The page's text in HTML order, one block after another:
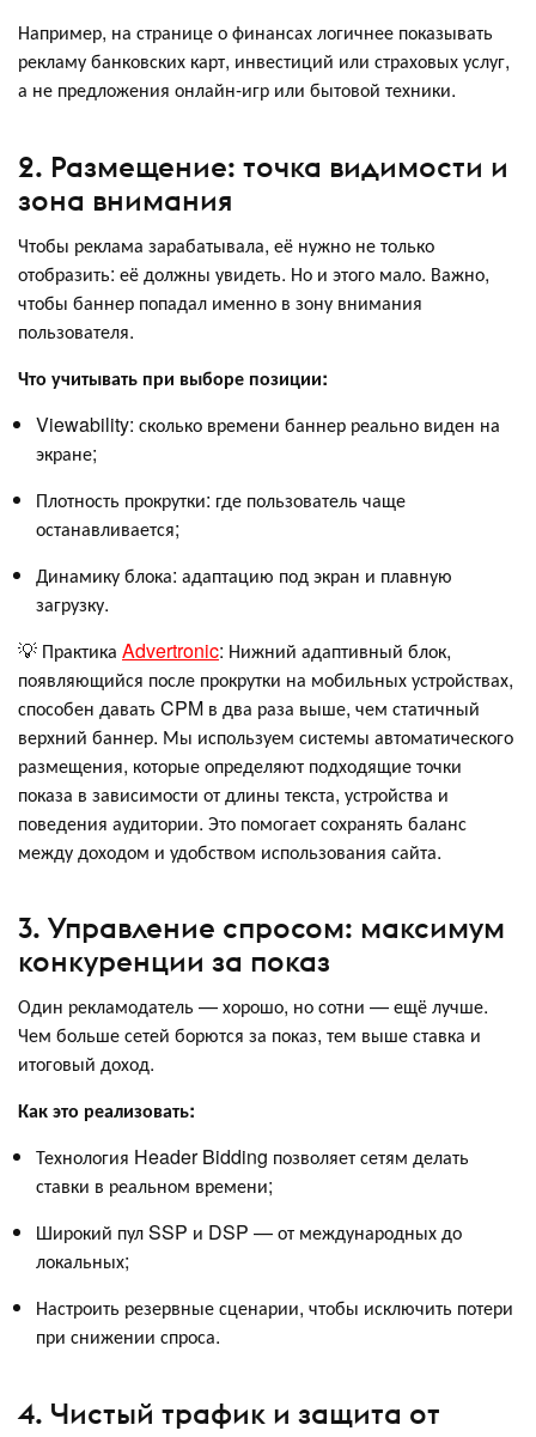
Например, на странице о финансах логичнее показывать
рекламу банковских карт, инвестиций или страховых услуг,
а не предложения онлайн-игр или бытовой техники.
2. Размещение: точка видимости и
зона внимания
Чтобы реклама зарабатывала, её нужно не только
отобразить: её должны увидеть. Но и этого мало. Важно,
чтобы баннер попадал именно в зону внимания
пользователя.
Что учитывать при выборе позиции:
Viewability: сколько времени баннер реально виден на
экране;
Плотность прокрутки: где пользователь чаще
останавливается;
Динамику блока: адаптацию под экран и плавную
загрузку.
💡 Практика Advertronic: Нижний адаптивный блок,
появляющийся после прокрутки на мобильных устройствах,
способен давать CPM в два раза выше, чем статичный
верхний баннер. Мы используем системы автоматического
размещения, которые определяют подходящие точки
показа в зависимости от длины текста, устройства и
поведения аудитории. Это помогает сохранять баланс
между доходом и удобством использования сайта.
3. Управление спросом: максимум
конкуренции за показ
Один рекламодатель — хорошо, но сотни — ещё лучше.
Чем больше сетей борются за показ, тем выше ставка и
итоговый доход.
Как это реализовать:
Технология Header Bidding позволяет сетям делать
ставки в реальном времени;
Широкий пул SSP и DSP — от международных до
локальных;
Настроить резервные сценарии, чтобы исключить потери
при снижении спроса.
4. Чистый трафик и защита от